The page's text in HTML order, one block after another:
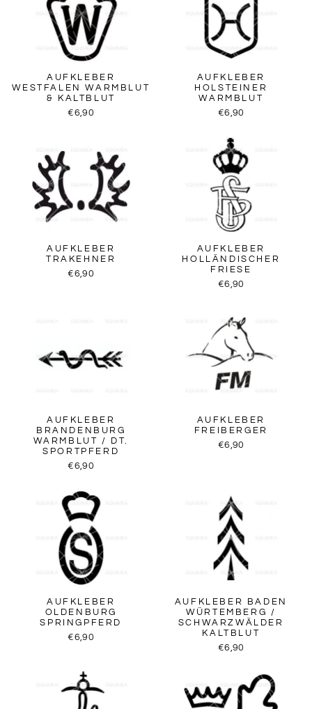
AUFKLEBER
WESTFALEN WARMBLUT
& KALTBLUT
€6,90
AUFKLEBER
HOLSTEINER
WARMBLUT
€6,90
AUFKLEBER
TRAKEHNER
€6,90
AUFKLEBER
HOLLÄNDISCHER
FRIESE
€6,90
AUFKLEBER
BRANDENBURG
WARMBLUT / DT.
SPORTPFERD
€6,90
AUFKLEBER
FREIBERGER
€6,90
AUFKLEBER
OLDENBURG
SPRINGPFERD
€6,90
AUFKLEBER BADEN
WÜRTEMBERG /
SCHWARZWÄLDER
KALTBLUT
€6,90